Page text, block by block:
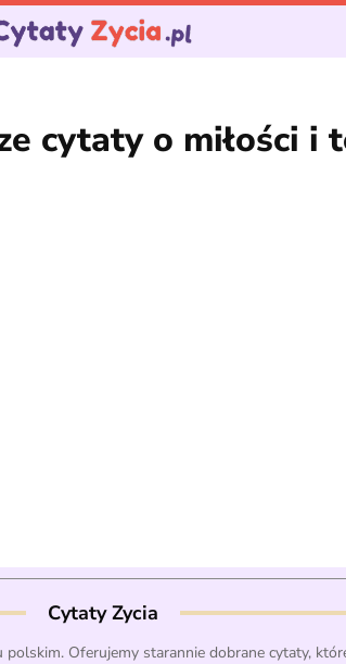
cytaty o miłości i
Cytaty Zycia
Oferujemy starannie dobrane cytaty,